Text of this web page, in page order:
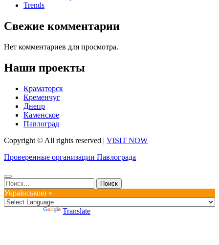
Trends
Свежие комментарии
Нет комментариев для просмотра.
Наши проекты
Краматорск
Кременчуг
Днепр
Каменское
Павлоград
Copyright © All rights reserved | VISIT NOW
Проверенные организации Павлограда
Найти:
Українською »
Translate